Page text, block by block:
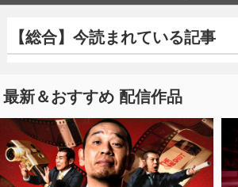
【総合】今読まれている記事
最新＆おすすめ 配信作品